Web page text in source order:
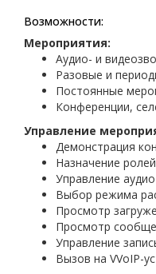
Возможности:
Мероприятия:
Аудио- и
Разовые и
Постоянные
Конференции,
Управление
Демонстрация
Назначение
Управление
Выбор режима
Просмотр
Просмотр
Управление
Вызов на VVoIP-